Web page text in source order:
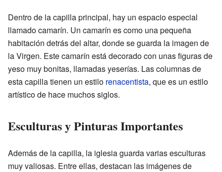
Dentro de la capilla principal, hay un espacio especial
llamado camarín. Un camarín es como una pequeña
habitación detrás del altar, donde se guarda la imagen de
la Virgen. Este camarín está decorado con unas figuras de
yeso muy bonitas, llamadas yeserías. Las columnas de
esta capilla tienen un estilo renacentista, que es un estilo
artístico de hace muchos siglos.
Esculturas y Pinturas Importantes
Además de la capilla, la iglesia guarda varias esculturas
muy valiosas. Entre ellas, destacan las imágenes de